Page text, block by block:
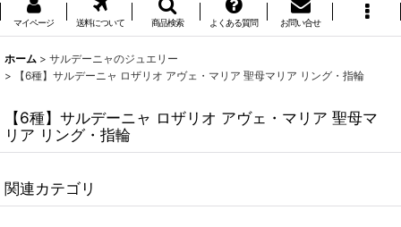
マイページ 送料について 商品検索 よくある質問 お問い合せ
ホーム > サルデーニャのジュエリー
>
【6種】サルデーニャ ロザリオ アヴェ・マリア 聖母マリア リング・指輪
【6種】サルデーニャ ロザリオ アヴェ・マリア 聖母マ
リア リング・指輪
関連カテゴリ